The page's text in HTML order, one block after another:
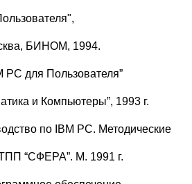
БИНОМ, 1994.
PC для Пользователя”
и Компьютеры”, 1993 г.
по IBM PC. Методические
“СФЕРА”. М. 1991 г.